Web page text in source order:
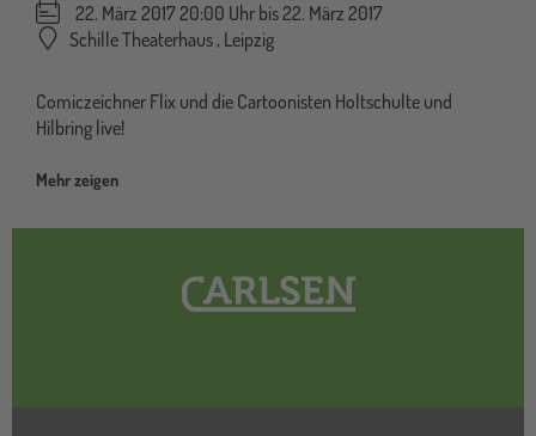
22. März 2017 20:00 Uhr bis22. März 2017
Schille Theaterhaus , Leipzig
Comiczeichner Flix und die Cartoonisten Holtschulte und
Hilbring live!
Mehr zeigen